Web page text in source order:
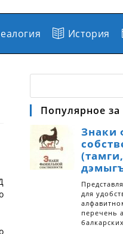
История
Популярное за